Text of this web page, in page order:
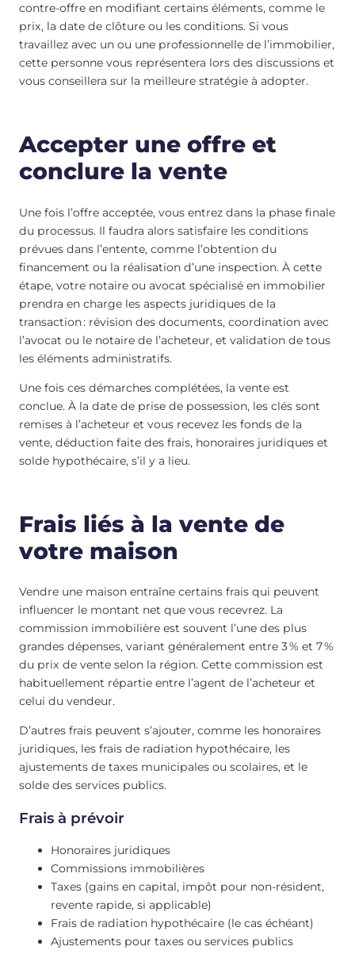
contre-offre en modifiant certains éléments, comme le
prix, la date de clôture ou les conditions. Si vous
travaillez avec un ou une professionnelle de l’immobilier,
cette personne vous représentera lors des discussions et
vous conseillera sur la meilleure stratégie à adopter.
Accepter une offre et
conclure la vente
Une fois l’offre acceptée, vous entrez dans la phase finale
du processus. Il faudra alors satisfaire les conditions
prévues dans l’entente, comme l’obtention du
financement ou la réalisation d’une inspection. À cette
étape, votre notaire ou avocat spécialisé en immobilier
prendra en charge les aspects juridiques de la
transaction : révision des documents, coordination avec
l’avocat ou le notaire de l’acheteur, et validation de tous
les éléments administratifs.
Une fois ces démarches complétées, la vente est
conclue. À la date de prise de possession, les clés sont
remises à l’acheteur et vous recevez les fonds de la
vente, déduction faite des frais, honoraires juridiques et
solde hypothécaire, s’il y a lieu.
Frais liés à la vente de
votre maison
Vendre une maison entraîne certains frais qui peuvent
influencer le montant net que vous recevrez. La
commission immobilière est souvent l’une des plus
grandes dépenses, variant généralement entre 3 % et 7 %
du prix de vente selon la région. Cette commission est
habituellement répartie entre l’agent de l’acheteur et
celui du vendeur.
D’autres frais peuvent s’ajouter, comme les honoraires
juridiques, les frais de radiation hypothécaire, les
ajustements de taxes municipales ou scolaires, et le
solde des services publics.
Frais à prévoir
Honoraires juridiques
Commissions immobilières
Taxes (gains en capital, impôt pour non-résident,
revente rapide, si applicable)
Frais de radiation hypothécaire (le cas échéant)
Ajustements pour taxes ou services publics